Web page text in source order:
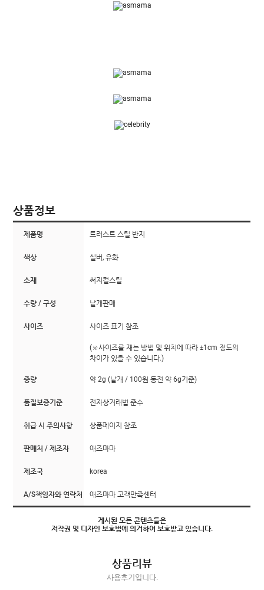
상품정보
제품명 트러스트 스틸 반지
색상 실버, 유화
소재 써지컬스틸
수량 / 구성 낱개판매
사이즈 사이즈 표기 참조
(※사이즈를 재는 방법 및 위치에 따라 ±1cm 정도의
차이가 있을 수 있습니다.)
중량 약 2g (낱개 / 100원 동전 약 6g기준)
품질보증기준 전자상거래법 준수
취급 시 주의사항 상품페이지 참조
판매처 / 제조자 애즈마마
제조국 korea
A/S책임자와 연락처 애즈마마 고객만족센터
게시된 모든 콘텐츠들은
저작권 및 디자인 보호법에 의거하여 보호받고 있습니다.
상품리뷰
사용후기입니다.